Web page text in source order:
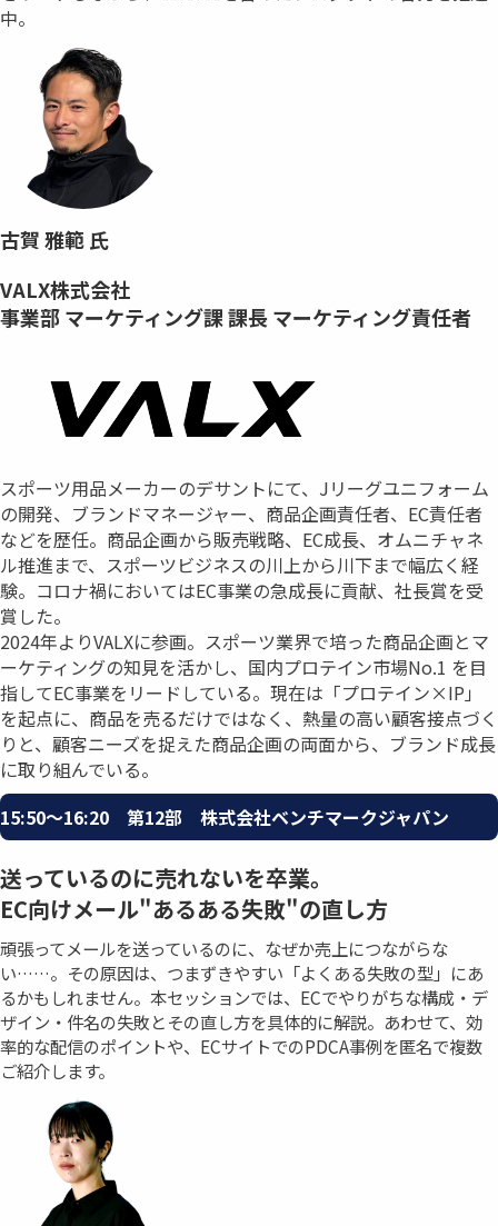
中。
古賀 雅範 氏
VALX株式会社
事業部 マーケティング課 課長 マーケティング責任者
スポーツ用品メーカーのデサントにて、Jリーグユニフォーム
の開発、ブランドマネージャー、商品企画責任者、EC責任者
などを歴任。商品企画から販売戦略、EC成⾧、オムニチャネ
ル推進まで、スポーツビジネスの川上から川下まで幅広く経
験。コロナ禍においてはEC事業の急成⾧に貢献、社⾧賞を受
賞した。
2024年よりVALXに参画。スポーツ業界で培った商品企画とマ
ーケティングの知見を活かし、国内プロテイン市場No.1 を目
指してEC事業をリードしている。現在は「プロテイン×IP」
を起点に、商品を売るだけではなく、熱量の高い顧客接点づく
りと、顧客ニーズを捉えた商品企画の両面から、ブランド成⾧
に取り組んでいる。
15:50〜16:20 第12部 株式会社ベンチマークジャパン
送っているのに売れないを卒業。
EC向けメール"あるある失敗"の直し方
頑張ってメールを送っているのに、なぜか売上につながらな
い……。その原因は、つまずきやすい「よくある失敗の型」にあ
るかもしれません。本セッションでは、ECでやりがちな構成・デ
ザイン・件名の失敗とその直し方を具体的に解説。あわせて、効
率的な配信のポイントや、ECサイトでのPDCA事例を匿名で複数
ご紹介します。